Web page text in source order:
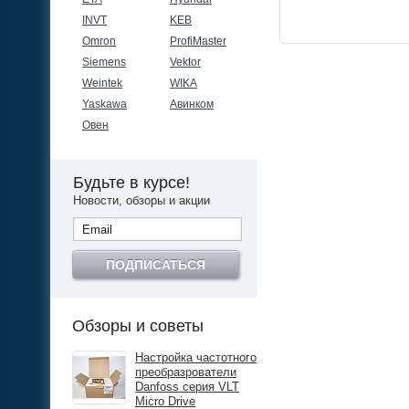
INVT
KEB
Omron
ProfiMaster
Siemens
Vektor
Weintek
WIKA
Yaskawa
Авинком
Овен
Будьте в курсе!
Новости, обзоры и акции
ПОДПИСАТЬСЯ
Обзоры и советы
Настройка частотного
преобразрователи
Danfoss серия VLT
Micro Drive